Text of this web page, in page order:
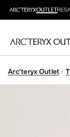
DAMER
Arc'teryx Outlet